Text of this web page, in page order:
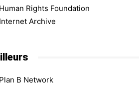
Human Rights Foundation
Internet Archive
Plan B Network